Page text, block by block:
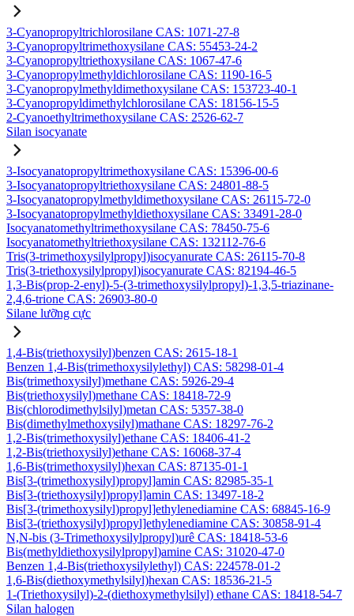
3-Cyanopropyltrichlorosilane CAS: 1071-27-8
3-Cyanopropyltrimethoxysilane CAS: 55453-24-2
3-Cyanopropyltriethoxysilane CAS: 1067-47-6
3-Cyanopropylmethyldichlorosilane CAS: 1190-16-5
3-Cyanopropylmethyldimethoxysilane CAS: 153723-40-1
3-Cyanopropyldimethylchlorosilane CAS: 18156-15-5
2-Cyanoethyltrimethoxysilane CAS: 2526-62-7
Silan isocyanate
3-Isocyanatopropyltrimethoxysilane CAS: 15396-00-6
3-Isocyanatopropyltriethoxysilane CAS: 24801-88-5
3-Isocyanatopropylmethyldimethoxysilane CAS: 26115-72-0
3-Isocyanatopropylmethyldiethoxysilane CAS: 33491-28-0
Isocyanatomethyltrimethoxysilane CAS: 78450-75-6
Isocyanatomethyltriethoxysilane CAS: 132112-76-6
Tris(3-trimethoxysilylpropyl)isocyanurate CAS: 26115-70-8
Tris(3-triethoxysilylpropyl)isocyanurate CAS: 82194-46-5
1,3-Bis(prop-2-enyl)-5-(3-trimethoxysilylpropyl)-1,3,5-triazinane-
2,4,6-trione CAS: 26903-80-0
Silane lưỡng cực
1,4-Bis(triethoxysilyl)benzen CAS: 2615-18-1
Benzen 1,4-Bis(trimethoxysilylethyl) CAS: 58298-01-4
Bis(trimethoxysilyl)methane CAS: 5926-29-4
Bis(triethoxysilyl)methane CAS: 18418-72-9
Bis(chlorodimethylsilyl)metan CAS: 5357-38-0
Bis(dimethylmethoxysilyl)mathane CAS: 18297-76-2
1,2-Bis(trimethoxysilyl)ethane CAS: 18406-41-2
1,2-Bis(triethoxysilyl)ethane CAS: 16068-37-4
1,6-Bis(trimethoxysilyl)hexan CAS: 87135-01-1
Bis[3-(trimethoxysilyl)propyl]amin CAS: 82985-35-1
Bis[3-(triethoxysilyl)propyl]amin CAS: 13497-18-2
Bis[3-(trimethoxysilyl)propyl]ethylenediamine CAS: 68845-16-9
Bis[3-(triethoxysilyl)propyl]ethylenediamine CAS: 30858-91-4
N,N-bis (3-Trimethoxysilylpropyl)urê CAS: 18418-53-6
Bis(methyldiethoxysilylpropyl)amine CAS: 31020-47-0
Benzen 1,4-Bis(triethoxysilylethyl) CAS: 224578-01-2
1,6-Bis(diethoxymethylsilyl)hexan CAS: 18536-21-5
1-(Triethoxysilyl)-2-(diethoxymethylsilyl) ethane CAS: 18418-54-7
Silan halogen